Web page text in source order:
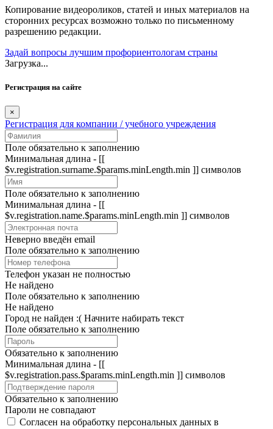
Копирование видеороликов, статей и иных материалов на
сторонних ресурсах возможно только по письменному
разрешению редакции.
Задай вопросы лучшим профориентологам страны
Загрузка...
Регистрация на сайте
×
Регистрация для компании / учебного учреждения
Поле обязательно к заполнению
Минимальная длина - [[
$v.registration.surname.$params.minLength.min ]] символов
Поле обязательно к заполнению
Минимальная длина - [[
$v.registration.name.$params.minLength.min ]] символов
Неверно введён email
Поле обязательно к заполнению
Телефон указан не полностью
Не найдено
Поле обязательно к заполнению
Не найдено
Город не найден :( Начните набирать текст
Поле обязательно к заполнению
Обязательно к заполнению
Минимальная длина - [[
$v.registration.pass.$params.minLength.min ]] символов
Обязательно к заполнению
Пароли не совпадают
Согласен на обработку персональных данных в